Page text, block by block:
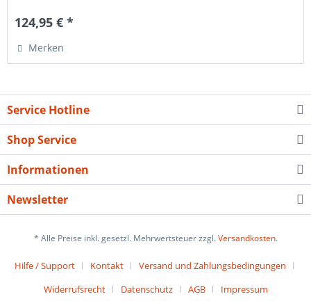
124,95 € *
Merken
Service Hotline
Shop Service
Informationen
Newsletter
* Alle Preise inkl. gesetzl. Mehrwertsteuer zzgl.Versandkosten.
Hilfe / Support Kontakt
Versand und Zahlungsbedingungen
Widerrufsrecht
Datenschutz AGB Impressum